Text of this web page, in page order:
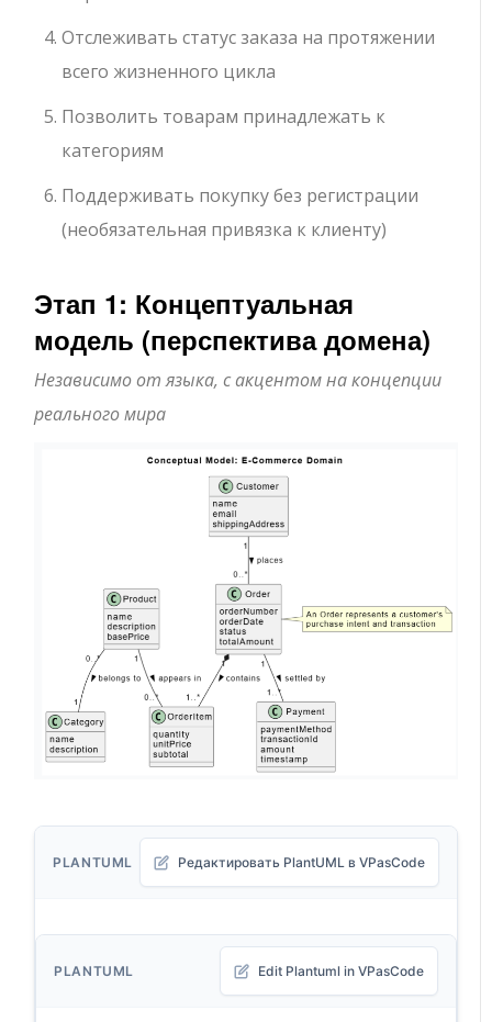
Отслеживать статус заказа на протяжении
всего жизненного цикла
Позволить товарам принадлежать к
категориям
Поддерживать покупку без регистрации
(необязательная привязка к клиенту)
Этап 1: Концептуальная
модель (перспектива домена)
Независимо от языка, с акцентом на концепции
реального мира
PLANTUML Редактировать PlantUML в VPasCode
PLANTUML Edit Plantuml in VPasCode